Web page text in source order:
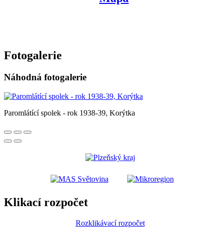
Fotogalerie
Náhodná fotogalerie
Paromlátící spolek - rok 1938-39, Korýtka
Klikací rozpočet
Rozklikávací rozpočet